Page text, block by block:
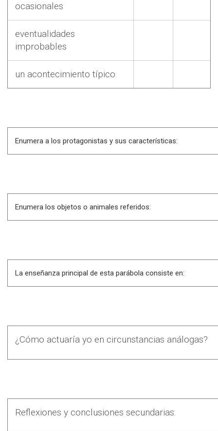
ocasionales
eventualidades
improbables
un acontecimiento típico
Enumera a los protagonistas y sus características:
Enumera los objetos o animales referidos:
La enseñanza principal de esta parábola consiste en:
¿Cómo actuaría yo en circunstancias análogas?
Reflexiones y conclusiones secundarias: